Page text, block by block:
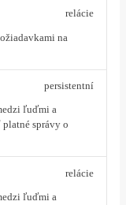
na
relácie
ľuďmi a
správy o
persistentní
ľuďmi a
relácie